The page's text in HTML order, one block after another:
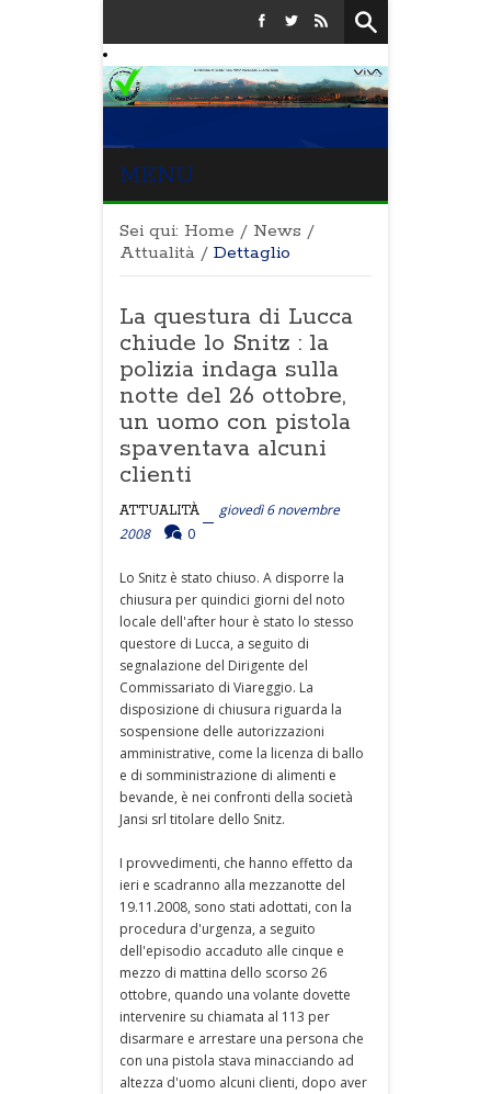
MENU
Sei qui: Home / News /
Attualità / Dettaglio
La questura di Lucca
chiude lo Snitz : la
polizia indaga sulla
notte del 26 ottobre,
un uomo con pistola
spaventava alcuni
clienti
ATTUALITÀ
giovedì 6 novembre
2008
0
Lo Snitz è stato chiuso. A disporre la
chiusura per quindici giorni del noto
locale dell'after hour è stato lo stesso
questore di Lucca, a seguito di
segnalazione del Dirigente del
Commissariato di Viareggio. La
disposizione di chiusura riguarda la
sospensione delle autorizzazioni
amministrative, come la licenza di ballo
e di somministrazione di alimenti e
bevande, è nei confronti della società
Jansi srl titolare dello Snitz.
I provvedimenti, che hanno effetto da
ieri e scadranno alla mezzanotte del
19.11.2008, sono stati adottati, con la
procedura d'urgenza, a seguito
dell'episodio accaduto alle cinque e
mezzo di mattina dello scorso 26
ottobre, quando una volante dovette
intervenire su chiamata al 113 per
disarmare e arrestare una persona che
con una pistola stava minacciando ad
altezza d'uomo alcuni clienti, dopo aver